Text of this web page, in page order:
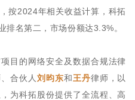
按2024年相关收益计算，科拓
排名第二，市场份额达3.3%。
目的网络安全及数据合规法律
合伙人 刘昀东和王丹律师，以
为科拓股份提供了全流程、高